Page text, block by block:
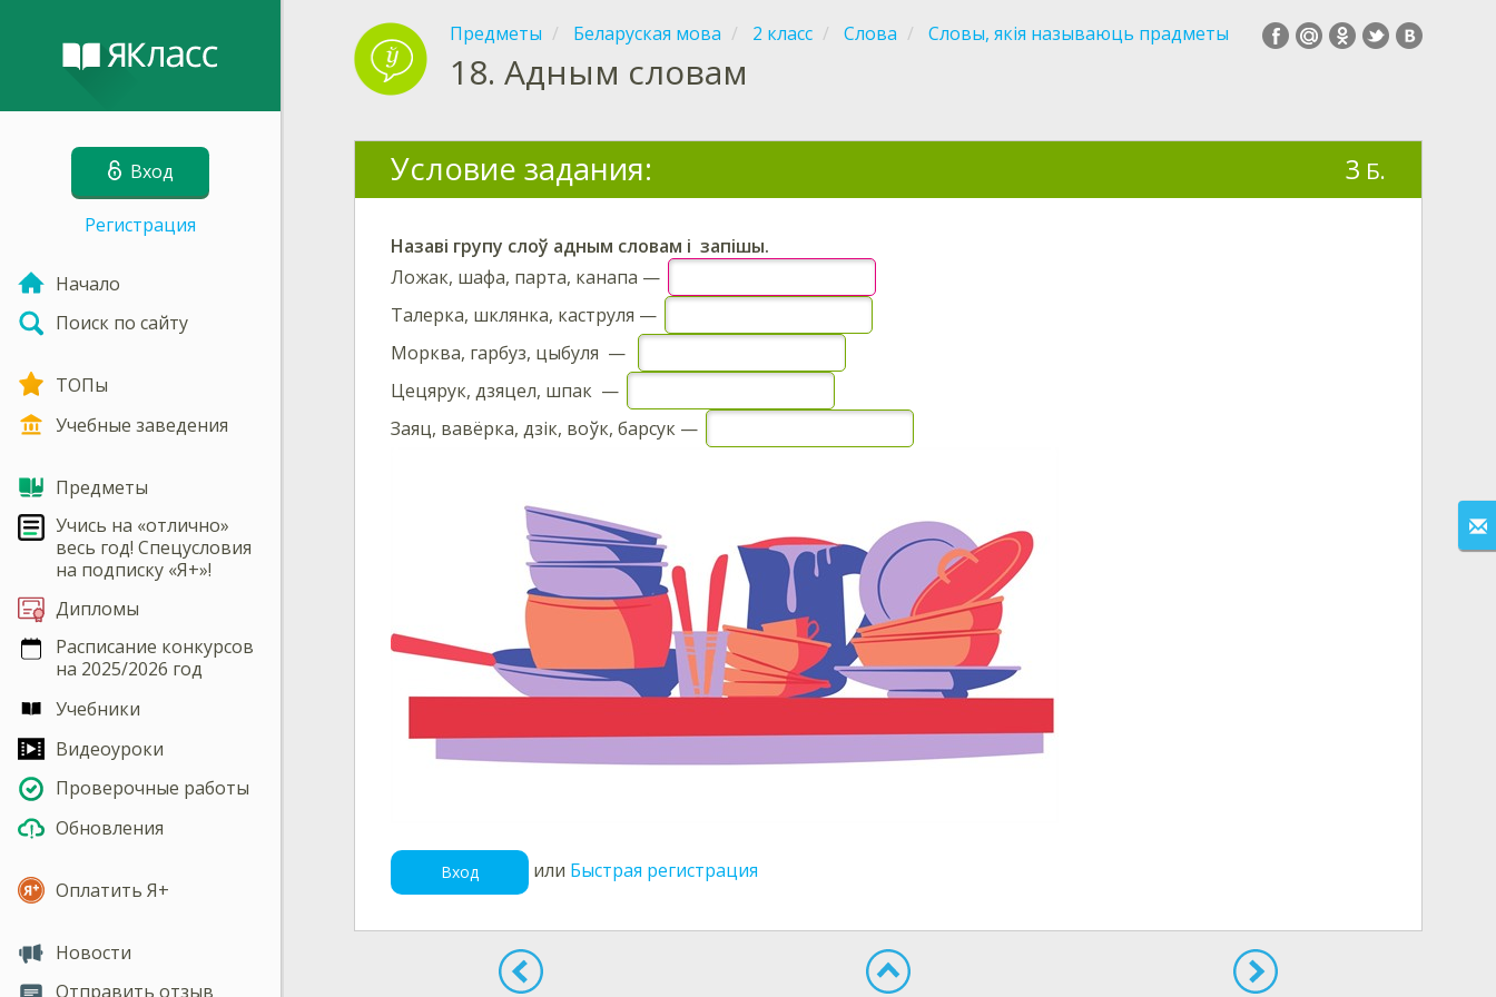
Вход
Регистрация
Начало
Поиск по сайту
ТОПы
Учебные заведения
Предметы
Учись на «отлично»
весь год! Спецусловия
на подписку «Я+»!
Дипломы
Расписание конкурсов
на 2025/2026 год
Учебники
Видеоуроки
Проверочные работы
Обновления
Оплатить Я+
Новости
Отправить отзыв
Предметы Беларуская мова 2 класс Слова Словы, якія называюць прадметы
18. Адным словам
Условие задания: 3 Б.
Назаві групу слоў адным словам і запішы.
Ложак, шафа, парта, канапа —
Талерка, шклянка, каструля —
Морква, гарбуз, цыбуля —
Цецярук, дзяцел, шпак —
Заяц, вавёрка, дзік, воўк, барсук —
Вход или Быстрая регистрация